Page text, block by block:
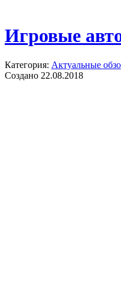
Игровые
Категория: Актуальные
Создано 22.08.2018